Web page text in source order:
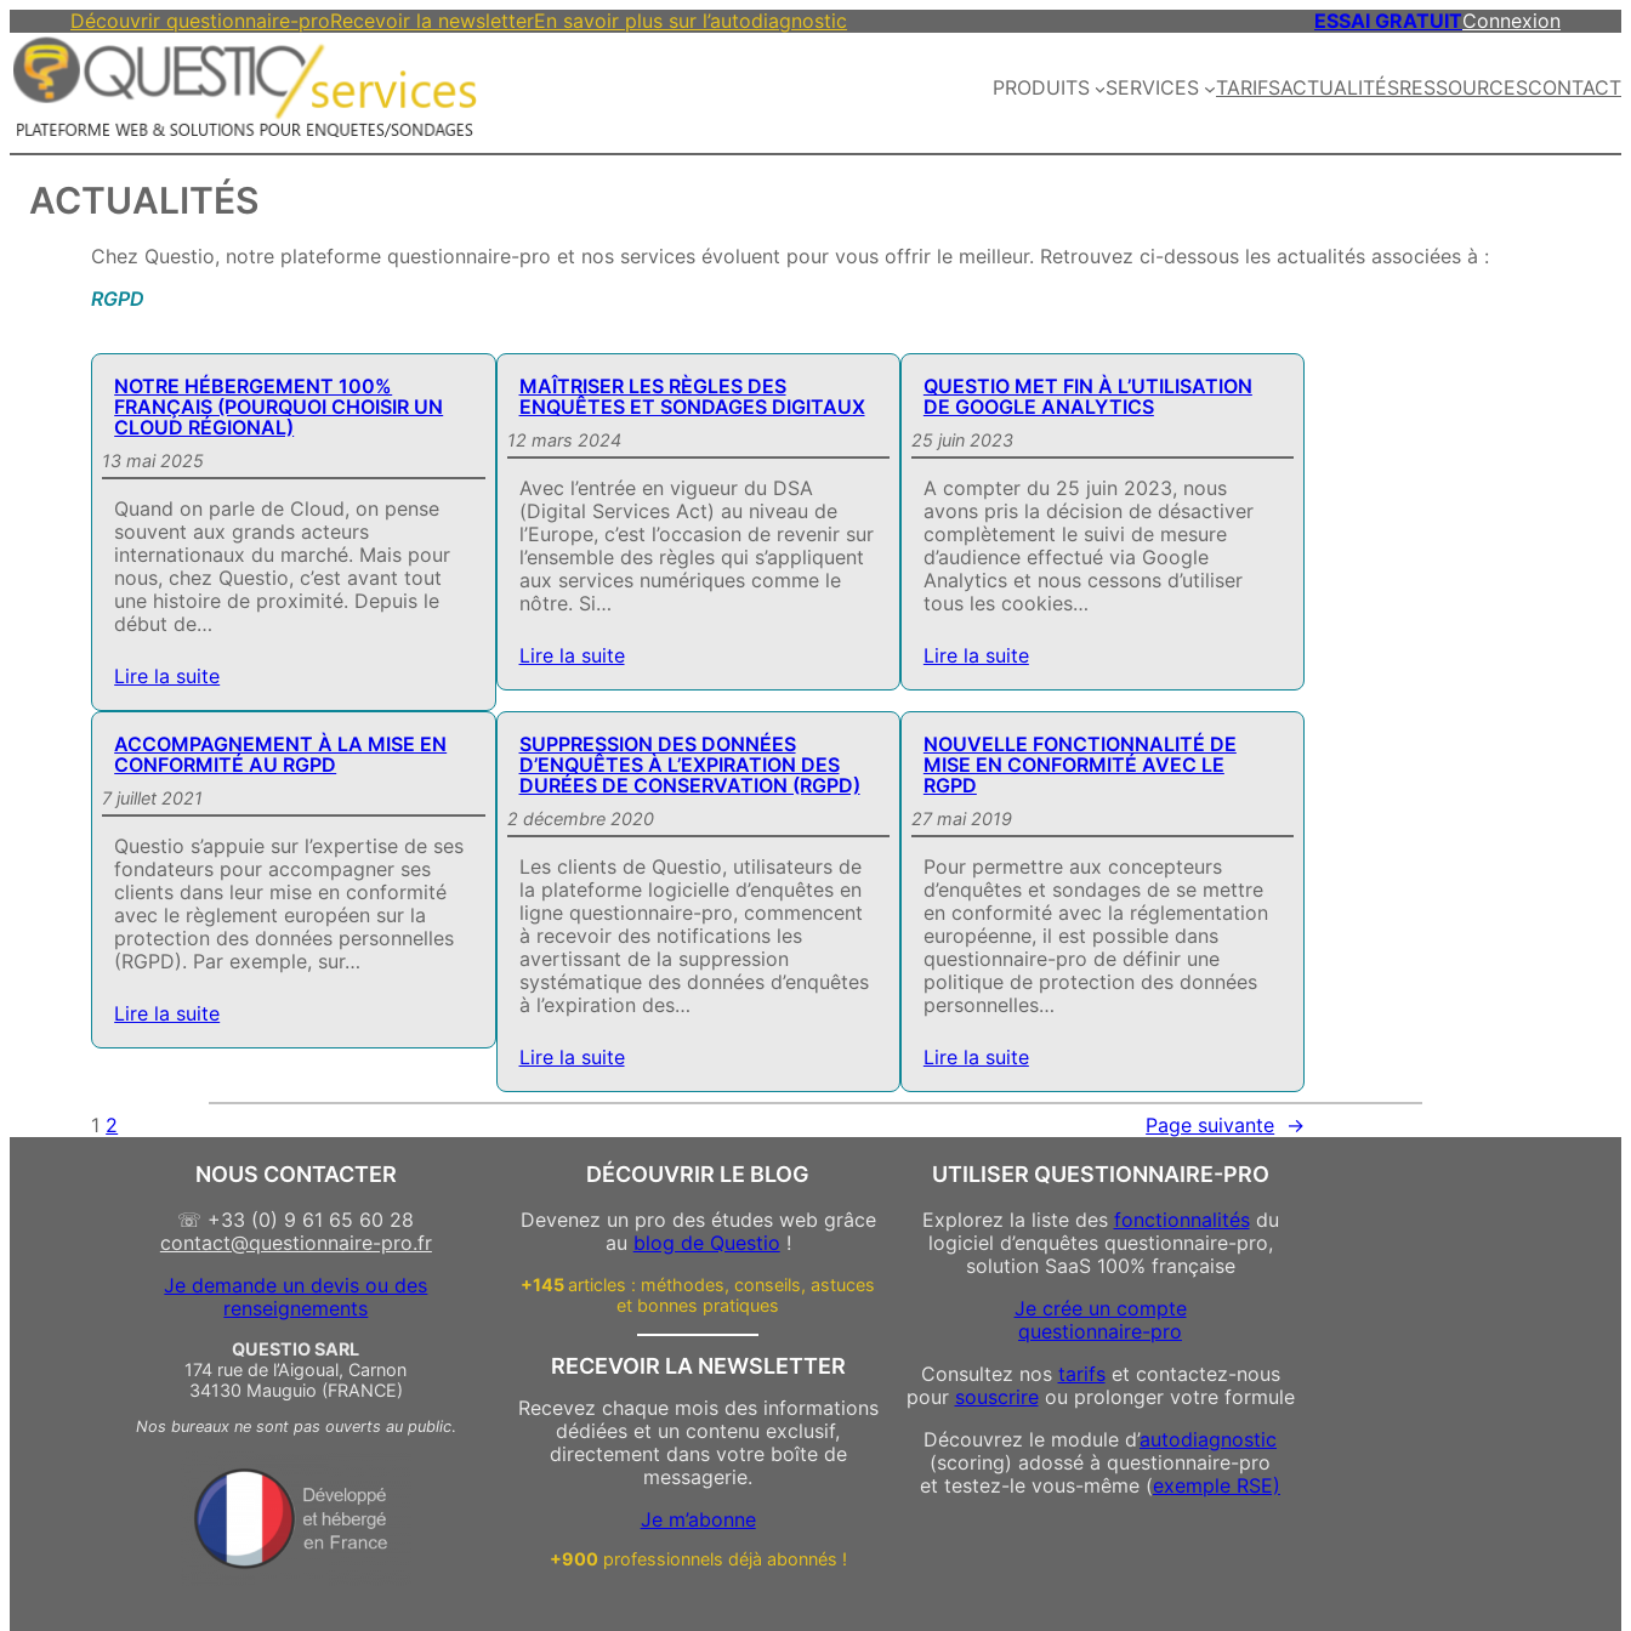
Découvrir questionnaire-proRecevoir la newsletterEn savoir plus sur l’autodiagnostic ESSAI GRATUITConnexion
PRODUITS SERVICES TARIFSACTUALITÉSRESSOURCESCONTACT
ACTUALITÉS
Chez Questio, notre plateforme questionnaire-pro et nos services évoluent pour vous offrir le meilleur. Retrouvez ci-dessous les actualités associées à :
RGPD
NOTRE HÉBERGEMENT 100%
FRANÇAIS (POURQUOI CHOISIR UN
CLOUD RÉGIONAL)
13 mai 2025
Quand on parle de Cloud, on pense
souvent aux grands acteurs
internationaux du marché. Mais pour
nous, chez Questio, c’est avant tout
une histoire de proximité. Depuis le
début de…
Lire la suite
MAÎTRISER LES RÈGLES DES
ENQUÊTES ET SONDAGES DIGITAUX
12 mars 2024
Avec l’entrée en vigueur du DSA
(Digital Services Act) au niveau de
l’Europe, c’est l’occasion de revenir sur
l’ensemble des règles qui s’appliquent
aux services numériques comme le
nôtre. Si…
Lire la suite
QUESTIO MET FIN À L’UTILISATION
DE GOOGLE ANALYTICS
25 juin 2023
A compter du 25 juin 2023, nous
avons pris la décision de désactiver
complètement le suivi de mesure
d’audience effectué via Google
Analytics et nous cessons d’utiliser
tous les cookies…
Lire la suite
ACCOMPAGNEMENT À LA MISE EN
CONFORMITÉ AU RGPD
7 juillet 2021
Questio s’appuie sur l’expertise de ses
fondateurs pour accompagner ses
clients dans leur mise en conformité
avec le règlement européen sur la
protection des données personnelles
(RGPD). Par exemple, sur…
Lire la suite
SUPPRESSION DES DONNÉES
D’ENQUÊTES À L’EXPIRATION DES
DURÉES DE CONSERVATION (RGPD)
2 décembre 2020
Les clients de Questio, utilisateurs de
la plateforme logicielle d’enquêtes en
ligne questionnaire-pro, commencent
à recevoir des notifications les
avertissant de la suppression
systématique des données d’enquêtes
à l’expiration des…
Lire la suite
NOUVELLE FONCTIONNALITÉ DE
MISE EN CONFORMITÉ AVEC LE
RGPD
27 mai 2019
Pour permettre aux concepteurs
d’enquêtes et sondages de se mettre
en conformité avec la réglementation
européenne, il est possible dans
questionnaire-pro de définir une
politique de protection des données
personnelles…
Lire la suite
1 2 Page suivante →
NOUS CONTACTER
☏ +33 (0) 9 61 65 60 28
contact@questionnaire-pro.fr
Je demande un devis ou des
renseignements
QUESTIO SARL
174 rue de l’Aigoual, Carnon
34130 Mauguio (FRANCE)
Nos bureaux ne sont pas ouverts au public.
DÉCOUVRIR LE BLOG
Devenez un pro des études web grâce
au blog de Questio !
+145articles : méthodes, conseils, astuces
et bonnes pratiques
RECEVOIR LA NEWSLETTER
Recevez chaque mois des informations
dédiées et un contenu exclusif,
directement dans votre boîte de
messagerie.
Je m’abonne
+900 professionnels déjà abonnés !
UTILISER QUESTIONNAIRE-PRO
Explorez la liste des fonctionnalitésdu
logiciel d’enquêtes questionnaire-pro,
solution SaaS 100% française
Je crée un compte
questionnaire-pro
Consultez nos tarifset contactez-nous
pour souscrireou prolonger votre formule
Découvrez le module d’autodiagnostic
(scoring) adossé à questionnaire-pro
et testez-le vous-même (exemple RSE)